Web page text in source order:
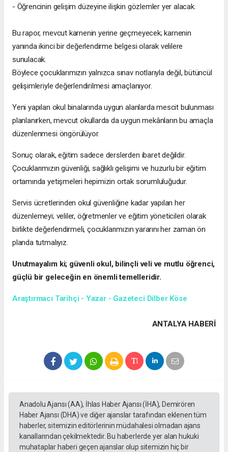
- Öğrencinin gelişim düzeyine ilişkin gözlemler yer alacak.
Bu rapor, mevcut karnenin yerine geçmeyecek; karnenin
yanında ikinci bir değerlendirme belgesi olarak velilere
sunulacak.
Böylece çocuklarımızın yalnızca sınav notlarıyla değil, bütüncül
gelişimleriyle değerlendirilmesi amaçlanıyor.
Yeni yapılan okul binalarında uygun alanlarda mescit bulunması
planlanırken, mevcut okullarda da uygun mekânların bu amaçla
düzenlenmesi öngörülüyor.
Sonuç olarak, eğitim sadece derslerden ibaret değildir.
Çocuklarımızın güvenliği, sağlıklı gelişimi ve huzurlu bir eğitim
ortamında yetişmeleri hepimizin ortak sorumluluğudur.
Servis ücretlerinden okul güvenliğine kadar yapılan her
düzenlemeyi; veliler, öğretmenler ve eğitim yöneticileri olarak
birlikte değerlendirmeli, çocuklarımızın yararını her zaman ön
planda tutmalıyız.
Unutmayalım ki; güvenli okul, bilinçli veli ve mutlu öğrenci,
güçlü bir geleceğin en önemli temelleridir.
Araştırmacı Tarihçi - Yazar - Gazeteci Dilber Köse
ANTALYA HABERİ
Anadolu Ajansı (AA), İhlas Haber Ajansı (İHA), Demirören
Haber Ajansı (DHA) ve diğer ajanslar tarafından eklenen tüm
haberler, sitemizin editörlerinin müdahalesi olmadan ajans
kanallarından çekilmektedir. Bu haberlerde yer alan hukuki
muhataplar haberi geçen ajanslar olup sitemizin hiç bir